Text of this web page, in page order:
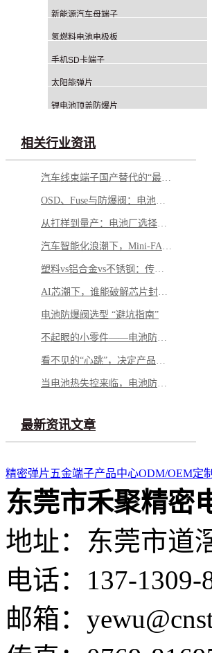
新能源汽车母端子
氢燃料电池电极板
手机SD卡端子
太阳能弹片
锂电池顶盖防爆片
相关行业资讯
电池防爆阀选型 “避坑指南”
最新资讯文章
精密弹片五金端子产品中心ODM/OEM定制
东莞市禾聚精密
地址：东莞市道
电话：137-1309-
邮箱：